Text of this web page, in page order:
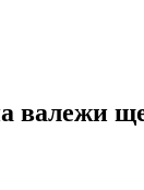
валежи